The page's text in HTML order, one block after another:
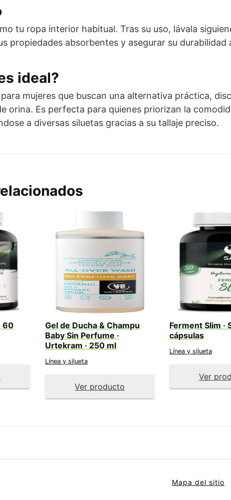
tu ropa interior habitual. Tras su uso, lávala
propiedades absorbentes y asegurar su durabilidad
ideal?
mujeres que buscan una alternativa práctica,
orina. Es perfecta para quienes priorizan la
a diversas siluetas gracias a su tallaje preciso.
60
Gel de Ducha & Champu
Baby Sin Perfume ·
Urtekram · 250 ml
Línea y silueta
Ver producto
Ferment Slim ·
cápsulas
Línea y silueta
Ver
Mapa del sitio